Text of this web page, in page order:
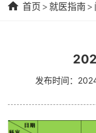
首页 >就医指南 >
发布时间：